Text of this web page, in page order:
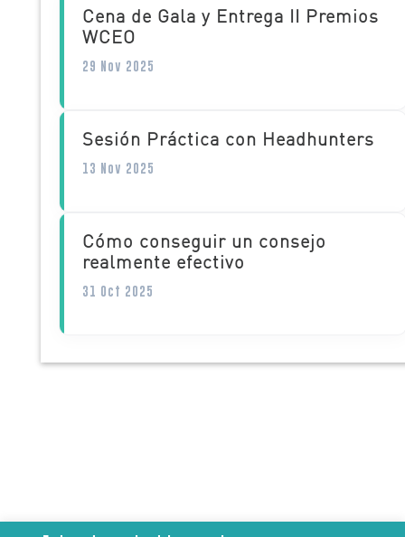
Cena de Gala y Entrega II Premios
WCEO
29 Nov 2025
Sesión Práctica con Headhunters
13 Nov 2025
Cómo conseguir un consejo
realmente efectivo
31 Oct 2025